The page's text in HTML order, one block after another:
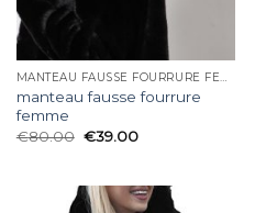
MANTEAU FAUSSE FOURRURE FEMME
manteau fausse fourrure
femme
€80.00 €39.00